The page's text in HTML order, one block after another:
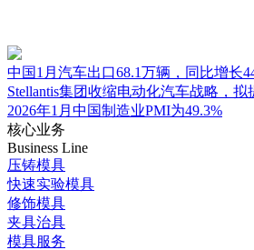
中国1月汽车出口68.1万辆，同比增长
Stellantis集团收缩电动化汽车战略，
2026年1月中国制造业PMI为49.3%
核心业务
Business Line
压铸模具
快速实验模具
修饰模具
夹具治具
模具服务